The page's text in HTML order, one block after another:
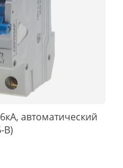
автоматический
B)